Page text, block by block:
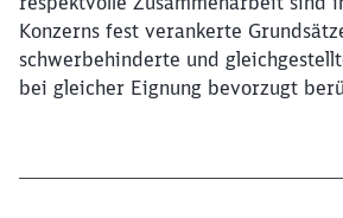
Konzerns fest verankerte
schwerbehinderte und
bei gleicher Eignung bevorzugt